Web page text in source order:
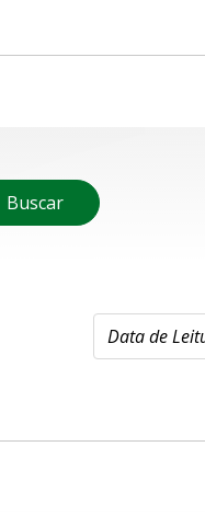
Buscar